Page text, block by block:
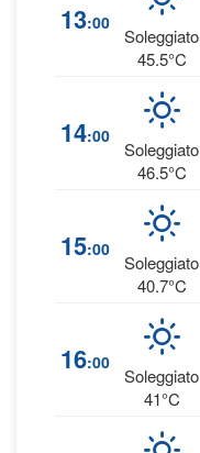
13:00
Soleggiato
45.5°C
14:00
Soleggiato
46.5°C
15:00
Soleggiato
40.7°C
16:00
Soleggiato
41°C